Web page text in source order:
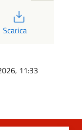
Scarica
11:33